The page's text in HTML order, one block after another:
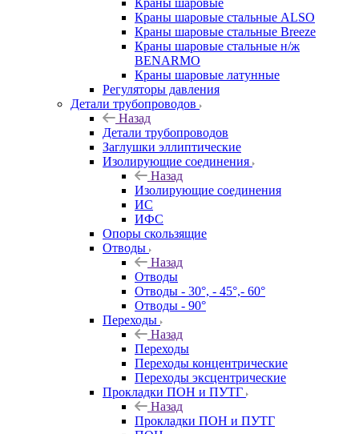
Краны шаровые стальные ALSO
Краны шаровые стальные Breeze
Краны шаровые стальные н/ж
BENARMO
Краны шаровые латунные
Регуляторы давления
Детали трубопроводов
Назад
Детали трубопроводов
Заглушки эллиптические
Изолирующие соединения
Назад
Изолирующие соединения
ИС
ИФС
Опоры скользящие
Отводы
Назад
Отводы
Отводы - 30°, - 45°,- 60°
Отводы - 90°
Переходы
Назад
Переходы
Переходы концентрические
Переходы эксцентрические
Прокладки ПОН и ПУТГ
Назад
Прокладки ПОН и ПУТГ